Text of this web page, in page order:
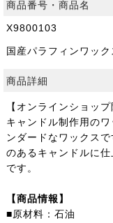
商品番号・商品名
X9800103
国産パラフィンワッ
商品詳細
【オンラインショップ
キャンドル制作用の
ンダードなワックス
のあるキャンドルに
です。
【商品情報】
■原材料：石油